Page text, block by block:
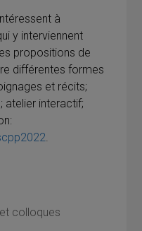
à
y interviennent
propositions de
différentes formes
et récits;
atelier interactif;
.
colloques